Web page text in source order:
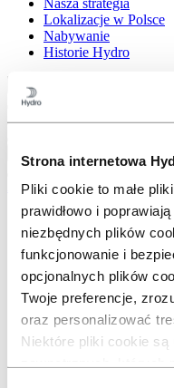
Strona internetowa
Pliki cookie to małe
prawidłowo i
niezbędnych plików
funkcjonowanie i
opcjonalnych plików
Twoje preferencje,
oraz personalizować
Niektóre pliki cookie
Nasza strategia
Lokalizacje w Polsce
Nabywanie
Historie Hydro
Powrót do menu głównego
Zamknij
Aluminium
Produkty
Branże, które
Motoryzacja
Budownictwo i
Przemysł
Transport
Branża HVACR
Zestawy